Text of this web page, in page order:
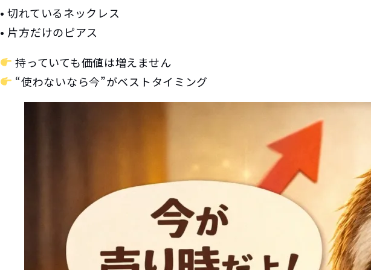
• 切れているネックレス
• 片方だけのピアス
持っていても価値は増えません
“使わないなら今”がベストタイミング